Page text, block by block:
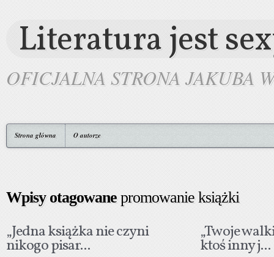
Literatura jest
OFICJALNA STRONA JAKUBA
Strona główna O autorze
Wpisy otagowanepromowanie książki
„Jedna książka nie czyni
nikogo pisar...
„Twoje
ktoś inny j...